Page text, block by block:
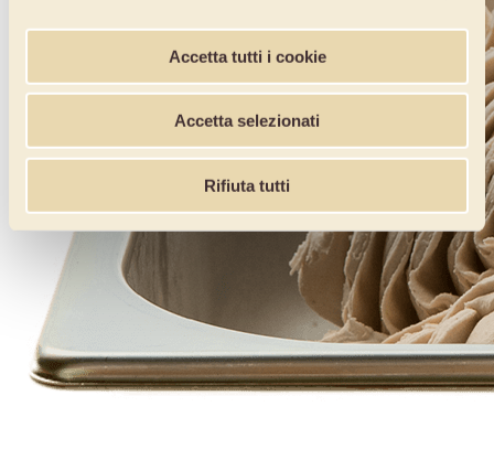
Accetta tutti i cookie
Accetta selezionati
Rifiuta tutti